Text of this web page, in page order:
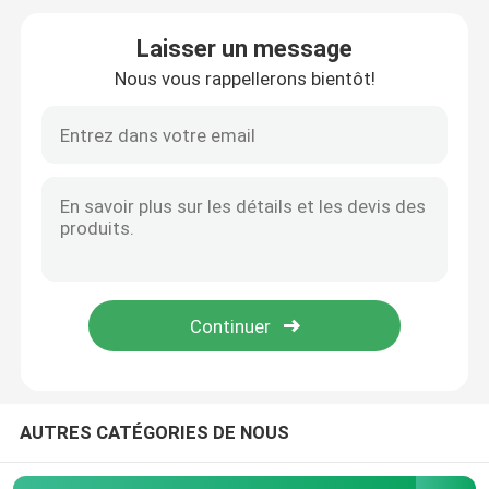
Feuille laminée à froid d'acier inoxydable
Plaque d'acier inoxydable laminée à chaud
Plat à carreaux d'acier inoxydable
Tube soudé d'acier inoxydable
Barre ronde d'acier inoxydable
Laisser un message
Nous vous rappellerons bientôt!
AUTRES CATÉGORIES DE NOUS